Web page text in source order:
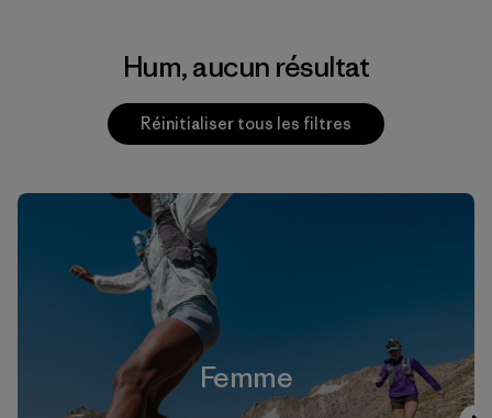
Hum, aucun résultat
Réinitialiser tous les filtres
Femme